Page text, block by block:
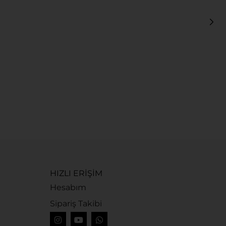
HIZLI ERİŞİM
Hesabım
Sipariş Takibi